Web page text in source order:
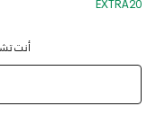
‏‫أنت تشاهد 24 من 226 من المنتجات